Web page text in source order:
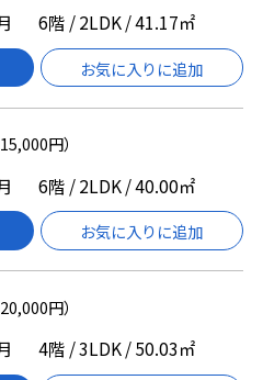
6階 / 2LDK / 41.17㎡
お気に入りに追加
円）
6階 / 2LDK / 40.00㎡
お気に入りに追加
円）
4階 / 3LDK / 50.03㎡